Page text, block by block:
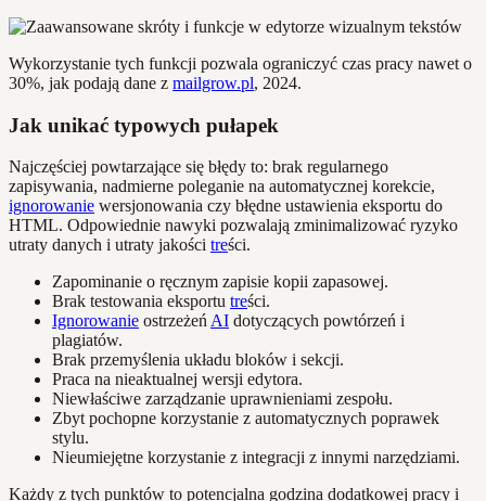
Wykorzystanie tych funkcji pozwala ograniczyć czas pracy nawet o
30%, jak podają dane z mailgrow.pl, 2024.
Jak unikać typowych pułapek
Najczęściej powtarzające się błędy to: brak regularnego
zapisywania, nadmierne poleganie na automatycznej korekcie,
ignorowanie wersjonowania czy błędne ustawienia eksportu do
HTML. Odpowiednie nawyki pozwalają zminimalizować ryzyko
utraty danych i utraty jakości treści.
Zapominanie o ręcznym zapisie kopii zapasowej.
Brak testowania eksportu treści.
Ignorowanie ostrzeżeńAI dotyczących powtórzeń i
plagiatów.
Brak przemyślenia układu bloków i sekcji.
Praca na nieaktualnej wersji edytora.
Niewłaściwe zarządzanie uprawnieniami zespołu.
Zbyt pochopne korzystanie z automatycznych poprawek
stylu.
Nieumiejętne korzystanie z integracji z innymi narzędziami.
Każdy z tych punktów to potencjalna godzina dodatkowej pracy i